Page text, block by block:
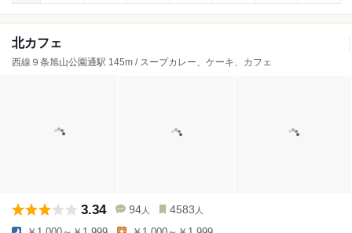
北カフェ
西線９条旭山公園通駅 145m / スープカレー、ケーキ、カフェ
3.34 94 人 4583 人